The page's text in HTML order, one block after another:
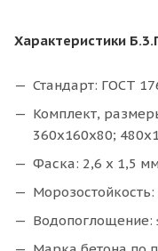
Характеристики
Стандарт: ГОСТ
Комплект,
360x160x80;
Фаска: 2,6 х 1,5
Морозостойкость:
Водопоглощение: